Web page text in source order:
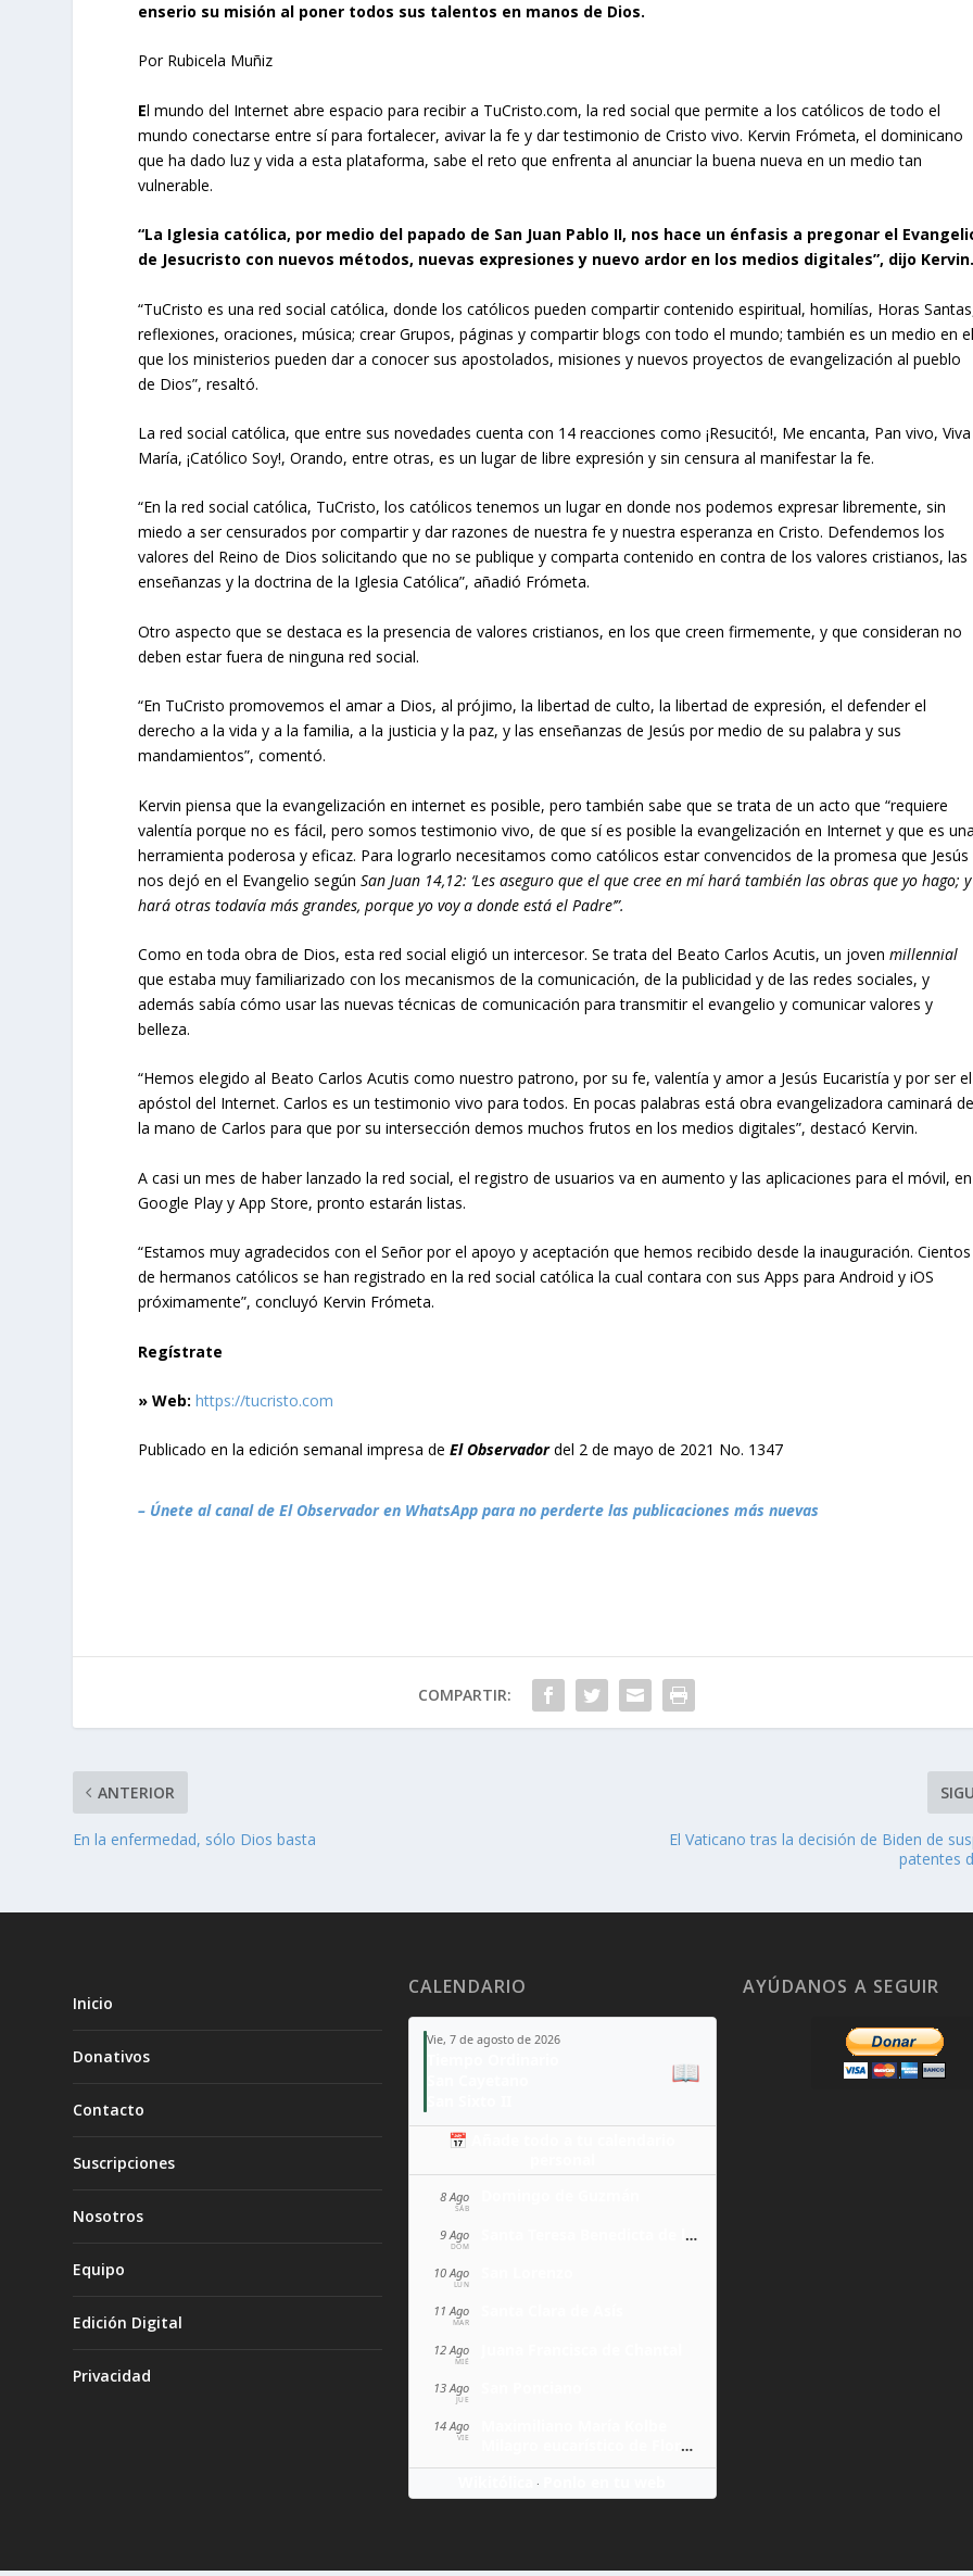
enserio su misión al poner todos sus talentos en manos de Dios.
Por Rubicela Muñiz
El mundo del Internet abre espacio para recibir a TuCristo.com, la red social que permite a los católicos de todo el
mundo conectarse entre sí para fortalecer, avivar la fe y dar testimonio de Cristo vivo. Kervin Frómeta, el dominicano
que ha dado luz y vida a esta plataforma, sabe el reto que enfrenta al anunciar la buena nueva en un medio tan
vulnerable.
“La Iglesia católica, por medio del papado de San Juan Pablo II, nos hace un énfasis a pregonar el
de Jesucristo con nuevos métodos, nuevas expresiones y nuevo ardor en los medios digitales”, dijo
“TuCristo es una red social católica, donde los católicos pueden compartir contenido espiritual, homilías, Horas
reflexiones, oraciones, música; crear Grupos, páginas y compartir blogs con todo el mundo; también es un medio en
que los ministerios pueden dar a conocer sus apostolados, misiones y nuevos proyectos de evangelización al pueblo
de Dios”, resaltó.
La red social católica, que entre sus novedades cuenta con 14 reacciones como ¡Resucitó!, Me encanta, Pan vivo, Viva
María, ¡Católico Soy!, Orando, entre otras, es un lugar de libre expresión y sin censura al manifestar la fe.
“En la red social católica, TuCristo, los católicos tenemos un lugar en donde nos podemos expresar libremente, sin
miedo a ser censurados por compartir y dar razones de nuestra fe y nuestra esperanza en Cristo. Defendemos los
valores del Reino de Dios solicitando que no se publique y comparta contenido en contra de los valores cristianos, las
enseñanzas y la doctrina de la Iglesia Católica”, añadió Frómeta.
Otro aspecto que se destaca es la presencia de valores cristianos, en los que creen firmemente, y que consideran no
deben estar fuera de ninguna red social.
“En TuCristo promovemos el amar a Dios, al prójimo, la libertad de culto, la libertad de expresión, el defender el
derecho a la vida y a la familia, a la justicia y la paz, y las enseñanzas de Jesús por medio de su palabra y sus
mandamientos”, comentó.
Kervin piensa que la evangelización en internet es posible, pero también sabe que se trata de un acto que “requiere
valentía porque no es fácil, pero somos testimonio vivo, de que sí es posible la evangelización en Internet y que es
herramienta poderosa y eficaz. Para lograrlo necesitamos como católicos estar convencidos de la promesa que Jesús
nos dejó en el Evangelio segúnSan Juan 14,12: ‘Les aseguro que el que cree en mí hará también las obras que yo hago; y
hará otras todavía más grandes, porque yo voy a donde está el Padre’”.
Como en toda obra de Dios, esta red social eligió un intercesor. Se trata del Beato Carlos Acutis, un jovenmillennial
que estaba muy familiarizado con los mecanismos de la comunicación, de la publicidad y de las redes sociales, y
además sabía cómo usar las nuevas técnicas de comunicación para transmitir el evangelio y comunicar valores y
belleza.
“Hemos elegido al Beato Carlos Acutis como nuestro patrono, por su fe, valentía y amor a Jesús Eucaristía y por ser el
apóstol del Internet. Carlos es un testimonio vivo para todos. En pocas palabras está obra evangelizadora caminará
la mano de Carlos para que por su intersección demos muchos frutos en los medios digitales”, destacó Kervin.
A casi un mes de haber lanzado la red social, el registro de usuarios va en aumento y las aplicaciones para el móvil, en
Google Play y App Store, pronto estarán listas.
“Estamos muy agradecidos con el Señor por el apoyo y aceptación que hemos recibido desde la inauguración. Cientos
de hermanos católicos se han registrado en la red social católica la cual contara con sus Apps para Android y iOS
próximamente”, concluyó Kervin Frómeta.
Regístrate
» Web:https://tucristo.com
Publicado en la edición semanal impresa deEl Observadordel 2 de mayo de 2021 No. 1347
– Únete al canal de El Observador en WhatsApp para no perderte las publicaciones más nuevas
COMPARTIR:
ANTERIOR
En la enfermedad, sólo Dios basta
El Vaticano tras la decisión de Biden de
patentes
Inicio
Donativos
Contacto
Suscripciones
Nosotros
Equipo
Edición Digital
Privacidad
CALENDARIO
Vie, 7 de agosto de 2026
📖
📅 Añade todo a tu calendario
8 Ago
SÁB
9 Ago
DOM
Santa Teresa Benedicta de la Cruz
10 Ago
LUN
11 Ago
MAR
12 Ago
MIÉ
13 Ago
JUE
14 Ago
VIE Milagro eucarístico de Florencia
·
AYÚDANOS A SEGUIR